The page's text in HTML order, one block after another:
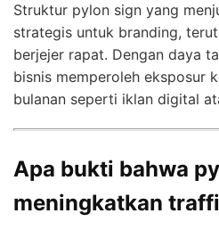
Struktur pylon sign yang
strategis untuk branding,
berjejer rapat. Dengan daya
bisnis memperoleh eksposur
bulanan seperti iklan digital
Apa bukti bahwa
meningkatkan